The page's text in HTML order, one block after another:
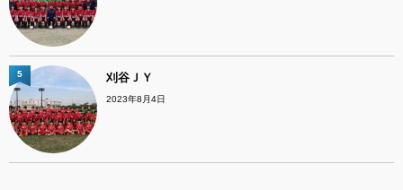
刈谷ＪＹ
2023年8月4日
5